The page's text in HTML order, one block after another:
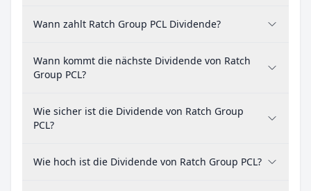
Wann zahlt Ratch Group PCL Dividende?
Wann kommt die nächste Dividende von Ratch
Group PCL?
Wie sicher ist die Dividende von Ratch Group
PCL?
Wie hoch ist die Dividende von Ratch Group PCL?